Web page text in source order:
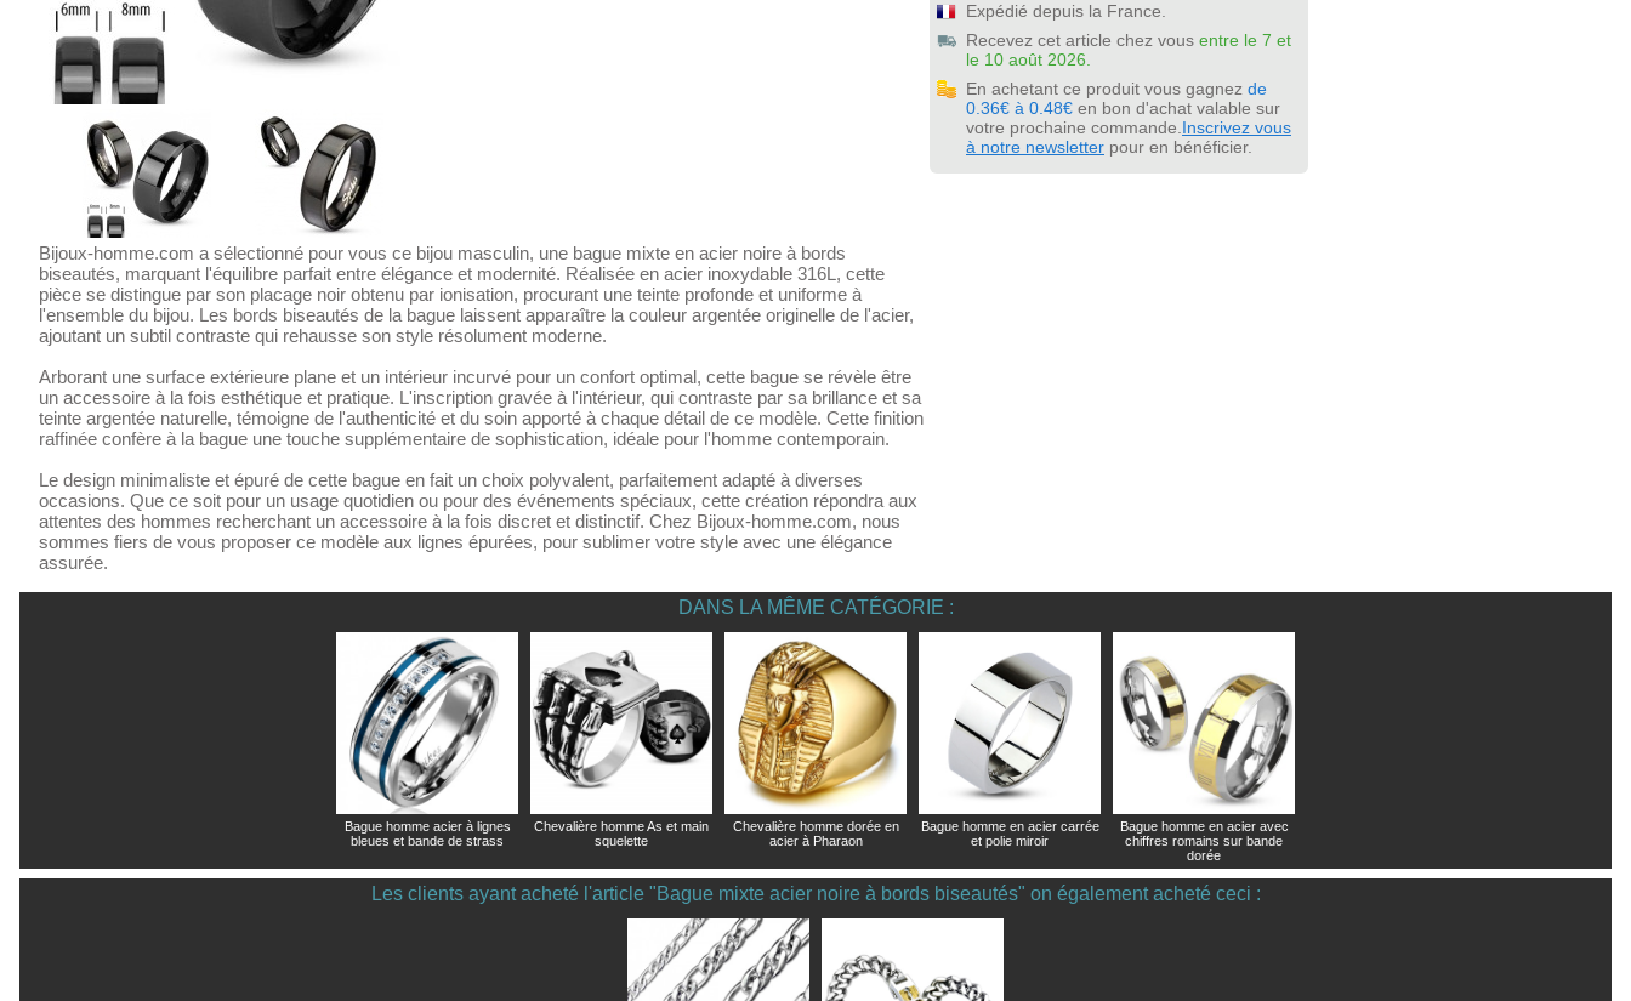
Expédié depuis la France.
Recevez cet article chez vous entre le 7 et
le 10 août 2026.
En achetant ce produit vous gagnez de
0.36€ à 0.48€ en bon d'achat valable sur
votre prochaine commande. Inscrivez vous
à notre newsletter pour en bénéficier.
Bijoux-homme.com a sélectionné pour vous ce bijou masculin, une bague mixte en acier noire à bords
biseautés, marquant l'équilibre parfait entre élégance et modernité. Réalisée en acier inoxydable 316L, cette
pièce se distingue par son placage noir obtenu par ionisation, procurant une teinte profonde et uniforme à
l'ensemble du bijou. Les bords biseautés de la bague laissent apparaître la couleur argentée originelle de l'acier,
ajoutant un subtil contraste qui rehausse son style résolument moderne.
Arborant une surface extérieure plane et un intérieur incurvé pour un confort optimal, cette bague se révèle être
un accessoire à la fois esthétique et pratique. L'inscription gravée à l'intérieur, qui contraste par sa brillance et sa
teinte argentée naturelle, témoigne de l'authenticité et du soin apporté à chaque détail de ce modèle. Cette finition
raffinée confère à la bague une touche supplémentaire de sophistication, idéale pour l'homme contemporain.
Le design minimaliste et épuré de cette bague en fait un choix polyvalent, parfaitement adapté à diverses
occasions. Que ce soit pour un usage quotidien ou pour des événements spéciaux, cette création répondra aux
attentes des hommes recherchant un accessoire à la fois discret et distinctif. Chez Bijoux-homme.com, nous
sommes fiers de vous proposer ce modèle aux lignes épurées, pour sublimer votre style avec une élégance
assurée.
DANS LA MÊME CATÉGORIE :
Bague homme acier à lignes
bleues et bande de strass
Chevalière homme As et main
squelette
Chevalière homme dorée en
acier à Pharaon
Bague homme en acier carrée
et polie miroir
Bague homme en acier avec
chiffres romains sur bande
dorée
Les clients ayant acheté l'article "Bague mixte acier noire à bords biseautés" on également acheté ceci :